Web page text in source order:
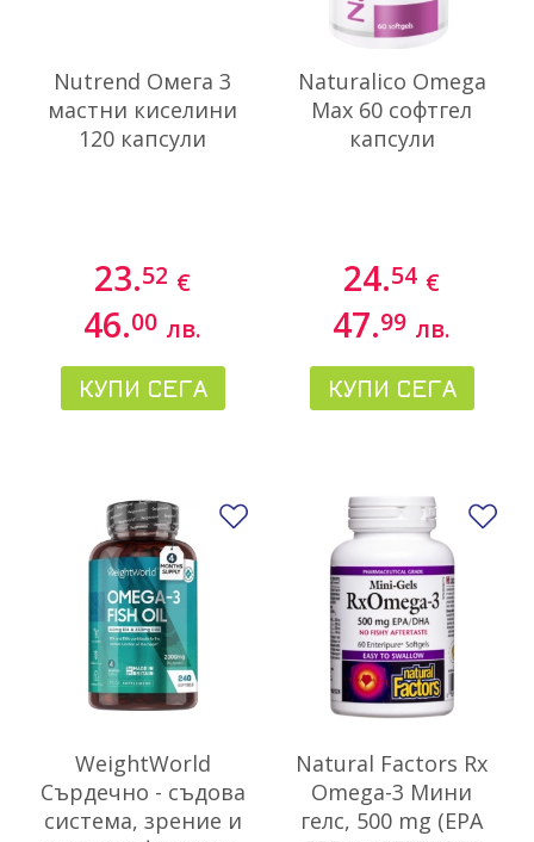
Nutrend Омега 3
мастни киселини
120 капсули
23.52 €
46.00 лв.
КУПИ СЕГА
Naturalico Omega
Max 60 софтгел
капсули
24.54 €
47.99 лв.
КУПИ СЕГА
WeightWorld
Сърдечно - съдова
система, зрение и
Добави в любими
Natural Factors Rx
Omega-3 Мини
гелс, 500 mg (EPA